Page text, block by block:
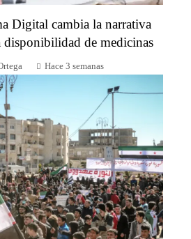
Digital cambia la narrativa
disponibilidad de medicinas
Hace 3 semanas